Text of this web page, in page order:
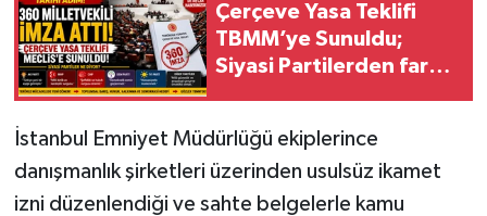
Çerçeve Yasa Teklifi
TBMM’ye Sunuldu;
Siyasi Partilerden farkı
İstanbul Emniyet Müdürlüğü ekiplerince
danışmanlık şirketleri üzerinden usulsüz ikamet
izni düzenlendiği ve sahte belgelerle kamu